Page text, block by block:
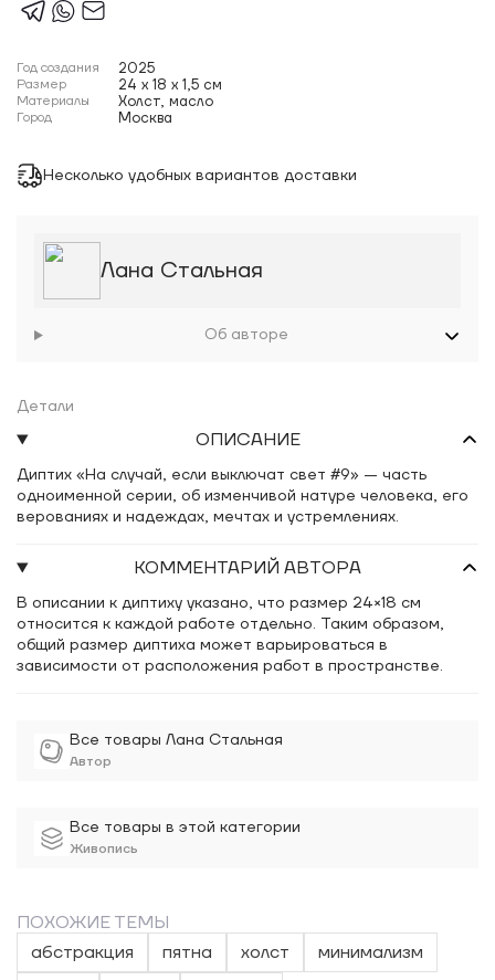
Год создания 2025
Размер 24 x 18 x 1,5 см
Материалы Холст, масло
Город Москва
Несколько удобных вариантов доставки
Все товары Лана Стальная
Автор
Все товары в этой категории
Живопись
Лана Стальная
Об авторе
Детали
ОПИСАНИЕ
Диптих «На случай, если выключат свет #9» — часть
одноименной серии, об изменчивой натуре человека, его
верованиях и надеждах, мечтах и устремлениях.
КОММЕНТАРИЙ АВТОРА
В описании к диптиху указано, что размер 24×18 см
относится к каждой работе отдельно. Таким образом,
общий размер диптиха может варьироваться в
зависимости от расположения работ в пространстве.
ПОХОЖИЕ ТЕМЫ
абстракция
пятна холст
минимализм